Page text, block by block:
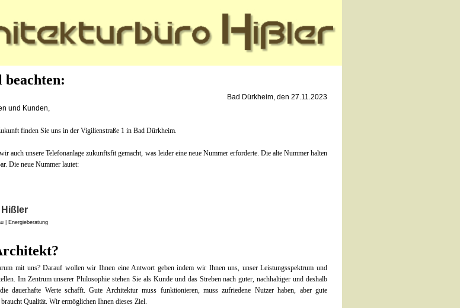
Bad Dürkheim, den 27.11.2023
und Kunden,
finden Sie uns in der Vigilienstraße 1 in Bad Dürkheim.
auch unsere Telefonanlage zukunftsfit gemacht, was leider eine neue Nummer erforderte. Die alte Nummer halten
Die neue Nummer lautet:
| Energieberatung
mit uns? Darauf wollen wir Ihnen eine Antwort geben indem wir Ihnen uns, unser Leistungsspektrum und
Im Zentrum unserer Philosophie stehen Sie als Kunde und das Streben nach guter, nachhaltiger und deshalb
dauerhafte Werte schafft. Gute Architektur muss funktionieren, muss zufriedene Nutzer haben, aber gute
Qualität. Wir ermöglichen Ihnen dieses Ziel.